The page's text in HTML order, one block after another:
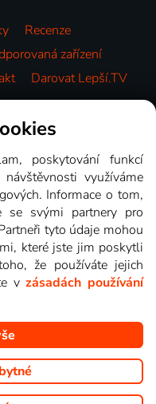
Recenze
zařízení
Darovat Lepší.TV
jsou zobrazovány
sledovat v Lepší.TV.
poskytování funkcí
využíváme
Informace o tom,
se svými partnery pro
tyto údaje mohou
které jste jim poskytli
že používáte jejich
vzásadách používání